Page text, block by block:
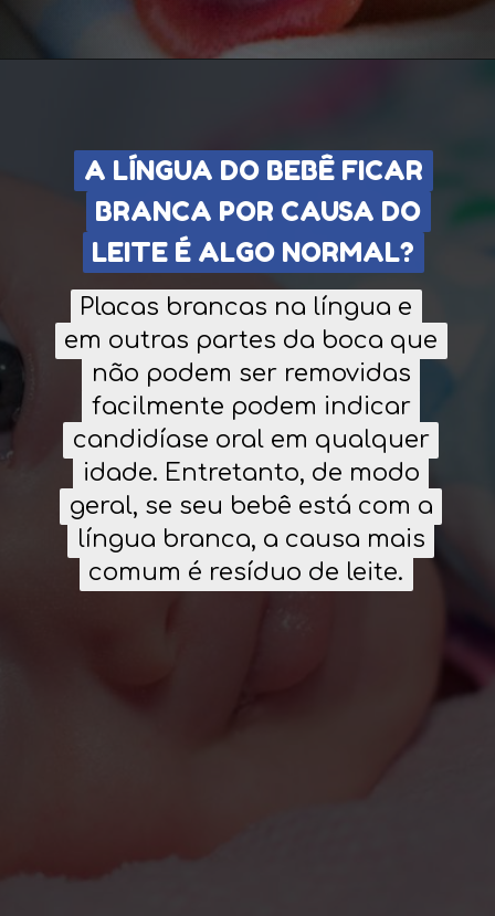
Placas brancas na língua e
em outras partes da boca que
não podem ser removidas
facilmente podem indicar
candidíase oral em qualquer
idade. Entretanto, de modo
geral, se seu bebê está com a
língua branca, a causa mais
comum é resíduo de leite.
Placas brancas na língua e
em outras partes da boca que
não podem ser removidas
facilmente podem indicar
candidíase oral em qualquer
idade. Entretanto, de modo
geral, se seu bebê está com a
língua branca, a causa mais
comum é resíduo de leite.
A LÍNGUA DO BEBÊ FICAR
BRANCA POR CAUSA DO
LEITE É ALGO NORMAL?
A LÍNGUA DO BEBÊ FICAR
BRANCA POR CAUSA DO
LEITE É ALGO NORMAL?